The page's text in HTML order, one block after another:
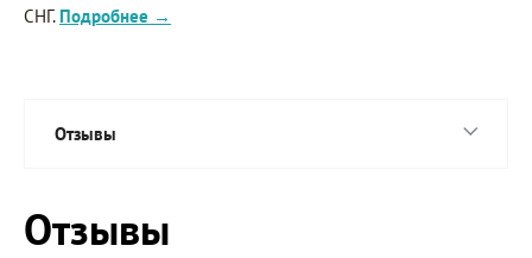
СНГ. Подробнее →
Отзывы
Отзывы